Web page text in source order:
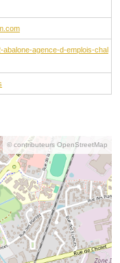
abalone-agence-d-emplois-chal
© contributeurs OpenStreetMap